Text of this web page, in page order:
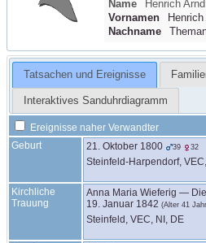
Name Henrich Arnd
Vornamen
Henrich
Nachname
Tatsachen und Ereignisse
Interaktives Sanduhrdiagramm
Ereignisse naher Verwandter
Geburt
21. Oktober 1800 39 32
Steinfeld-Harpendorf,
Kirchliche
Trauung
Anna Maria Wieferig —
19. Januar 1842 (Alter 41
Steinfeld, VEC, NI, DE